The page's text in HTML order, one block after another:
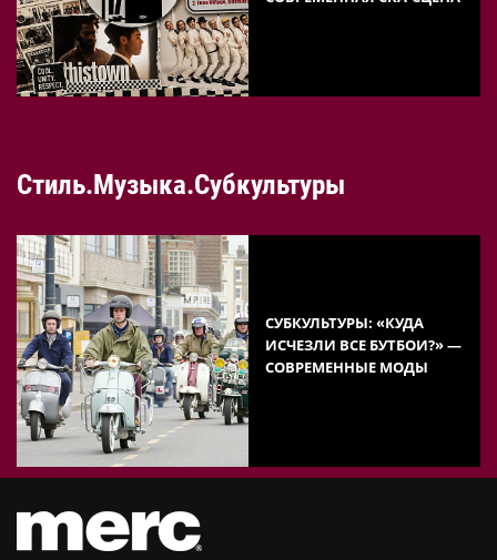
Стиль.Музыка.Субкультуры
СУБКУЛЬТУРЫ: «КУДА
ИСЧЕЗЛИ ВСЕ БУТБОИ?» —
СОВРЕМЕННЫЕ МОДЫ